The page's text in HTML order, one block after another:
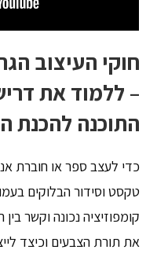
חוקי העיצוב
– ללמוד את
התוכנה להכנת
כדי לעצב ספר או חוברת
טקסט וסידור הבלוקים
קומפוזיציה נכונה וקשר
את תורת הצבעים וכיצד